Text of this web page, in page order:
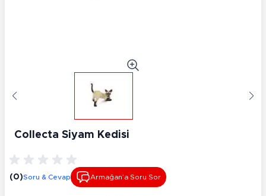
Collecta Siyam Kedisi
(0)Soru & Cevap Armağan’a Soru Sor